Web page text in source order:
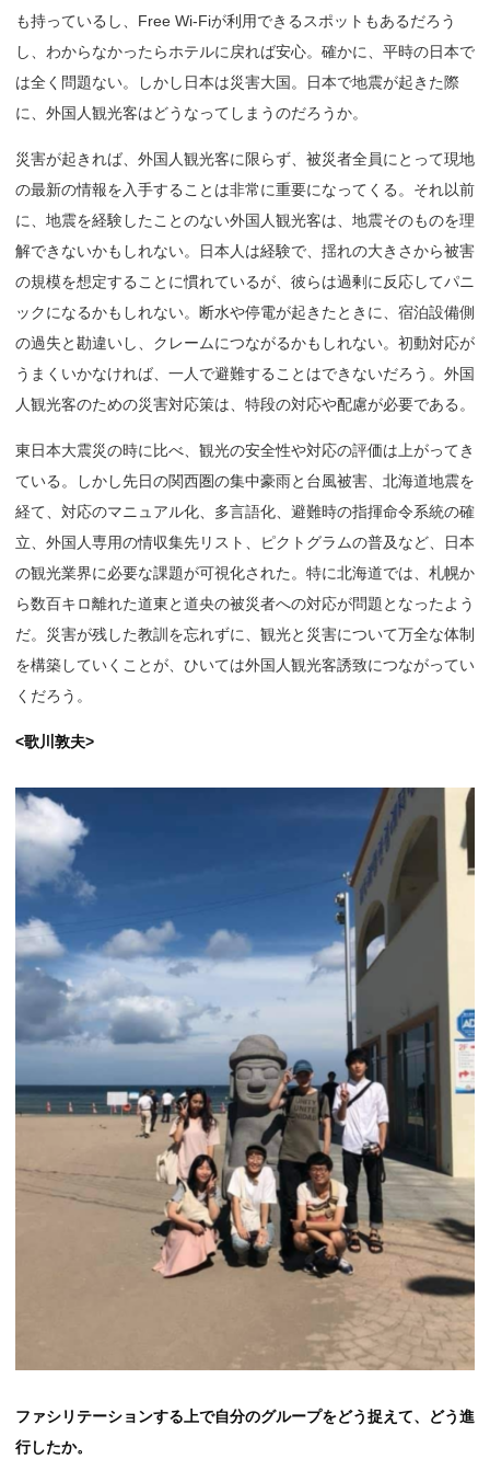
も持っているし、Free Wi-Fiが利用できるスポットもあるだろう
し、わからなかったらホテルに戻れば安心。確かに、平時の日本で
は全く問題ない。しかし日本は災害大国。日本で地震が起きた際
に、外国人観光客はどうなってしまうのだろうか。
災害が起きれば、外国人観光客に限らず、被災者全員にとって現地
の最新の情報を入手することは非常に重要になってくる。それ以前
に、地震を経験したことのない外国人観光客は、地震そのものを理
解できないかもしれない。日本人は経験で、揺れの大きさから被害
の規模を想定することに慣れているが、彼らは過剰に反応してパニ
ックになるかもしれない。断水や停電が起きたときに、宿泊設備側
の過失と勘違いし、クレームにつながるかもしれない。初動対応が
うまくいかなければ、一人で避難することはできないだろう。外国
人観光客のための災害対応策は、特段の対応や配慮が必要である。
東日本大震災の時に比べ、観光の安全性や対応の評価は上がってき
ている。しかし先日の関西圏の集中豪雨と台風被害、北海道地震を
経て、対応のマニュアル化、多言語化、避難時の指揮命令系統の確
立、外国人専用の情収集先リスト、ピクトグラムの普及など、日本
の観光業界に必要な課題が可視化された。特に北海道では、札幌か
ら数百キロ離れた道東と道央の被災者への対応が問題となったよう
だ。災害が残した教訓を忘れずに、観光と災害について万全な体制
を構築していくことが、ひいては外国人観光客誘致につながってい
くだろう。
<歌川敦夫>
ファシリテーションする上で自分のグループをどう捉えて、どう進
行したか。